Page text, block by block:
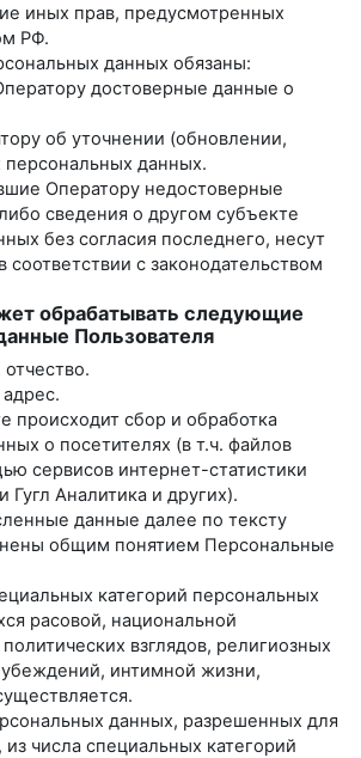
иных прав, предусмотренных
РФ.
данных обязаны:
достоверные данные о
об уточнении (обновлении,
персональных данных.
Оператору недостоверные
сведения о другом субъекте
без согласия последнего, несут
соответствии с законодательством
обрабатывать следующие
Пользователя
происходит сбор и обработка
о посетителях (в т.ч. файлов
сервисов интернет-статистики
Гугл Аналитика и других).
данные далее по тексту
общим понятием Персональные
категорий персональных
расовой, национальной
взглядов, религиозных
интимной жизни,
данных, разрешенных для
числа специальных категорий